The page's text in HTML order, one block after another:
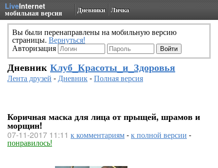
LiveInternet
мобильная версия Дневники Личка
Вы были перенаправлены на мобильную версию
страницы. Вернуться!
Авторизация
Дневник Клуб_Красоты_и_Здоровья
Лента друзей -Дневник-Полная версия
Коричная маска для лица от прыщей, шрамов и
морщин!
07-11-2017 11:11 к комментариям-к полной версии -
понравилось!